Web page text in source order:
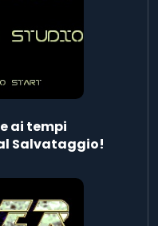
ai tempi
Salvataggio!